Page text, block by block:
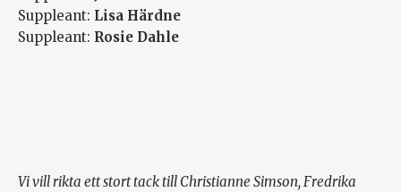
Suppleant: Lisa Härdne
Suppleant: Rosie Dahle
Vi vill rikta ett stort tack till Christianne Simson, Fredrika